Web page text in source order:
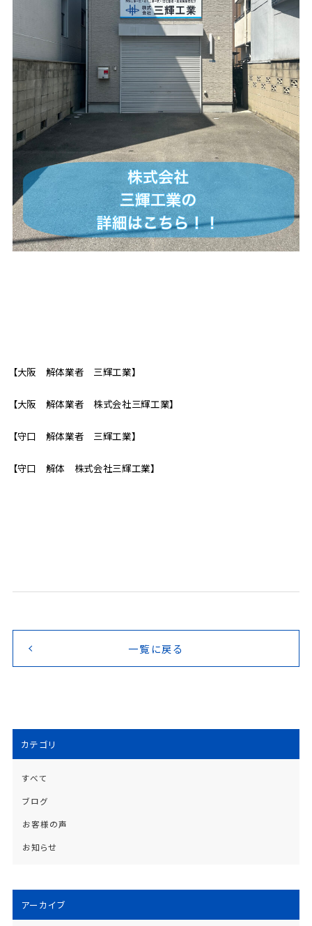
【大阪 解体業者 三輝工業】
【大阪 解体業者 株式会社三輝工業】
【守口 解体業者 三輝工業】
【守口 解体 株式会社三輝工業】
一覧に戻る
カテゴリ
すべて
ブログ
お客様の声
お知らせ
アーカイブ